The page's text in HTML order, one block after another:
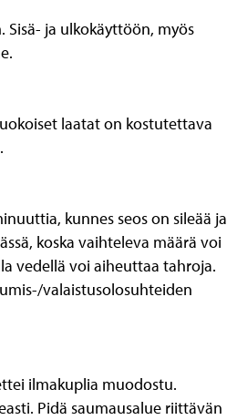
Sisä- ja ulkokäyttöön, myös
laatat on kostutettava
kunnes seos on sileää ja
koska vaihteleva määrä voi
vedellä voi aiheuttaa tahroja.
valaistusolosuhteiden
ilmakuplia muodostu.
Pidä saumausalue riittävän